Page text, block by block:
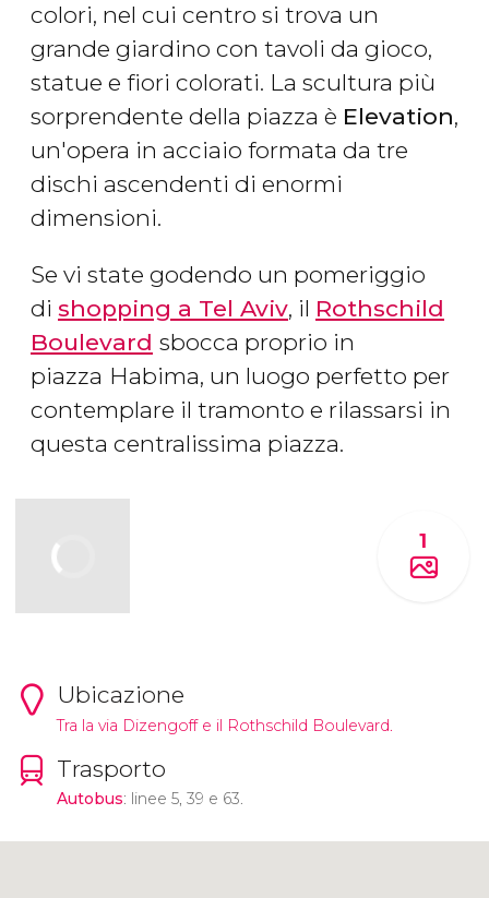
colori, nel cui centro si trova un
grande giardino con tavoli da gioco,
statue e fiori colorati. La scultura più
sorprendente della piazza è Elevation,
un'opera in acciaio formata da tre
dischi ascendenti di enormi
dimensioni.
Se vi state godendo un pomeriggio
di shopping a Tel Aviv, il Rothschild
Boulevard sbocca proprio in
piazza Habima, un luogo perfetto per
contemplare il tramonto e rilassarsi in
questa centralissima piazza.
1
Ubicazione
Tra la via Dizengoff e il Rothschild Boulevard.
Trasporto
Autobus: linee 5, 39 e 63.